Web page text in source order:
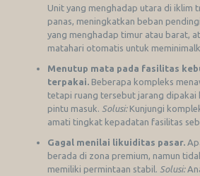
Unit yang menghadap utara di iklim
panas, meningkatkan beban
yang menghadap timur atau barat,
matahari otomatis untuk
Menutup mata pada fasilitas
terpakai. Beberapa kompleks
tetapi ruang tersebut jarang dipakai
pintu masuk.
Solusi:Kunjungi
amati tingkat kepadatan fasilitas
Gagal menilai likuiditas pasar.
berada di zona premium, namun
memiliki permintaan stabil.
Solusi: